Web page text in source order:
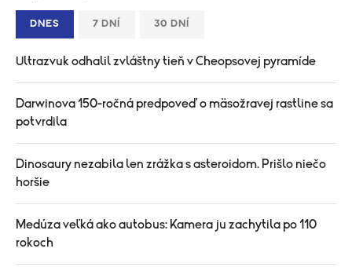
DNES 7 DNÍ 30 DNÍ
Ultrazvuk odhalil zvláštny tieň v Cheopsovej pyramíde
Darwinova 150-ročná predpoveď o mäsožravej rastline sa
potvrdila
Dinosaury nezabila len zrážka s asteroidom. Prišlo niečo
horšie
Medúza veľká ako autobus: Kamera ju zachytila po 110
rokoch